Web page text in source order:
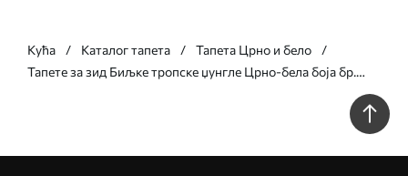
Кућа Каталог тапета
Тапета Црно и бело
Тапете за зид Биљке тропске џунгле Црно-бела боја бр.